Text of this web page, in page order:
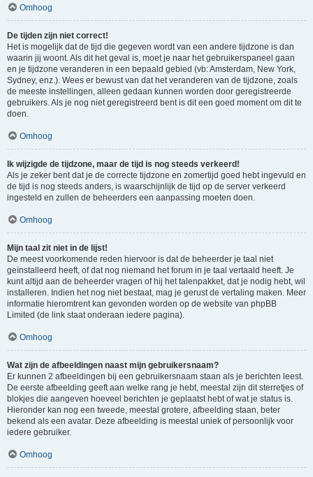
Omhoog
De tijden zijn niet correct!
Het is mogelijk dat de tijd die gegeven wordt van een andere tijdzone is dan
waarin jij woont. Als dit het geval is, moet je naar het gebruikerspaneel gaan
en je tijdzone veranderen in een bepaald gebied (vb: Amsterdam, New York,
Sydney, enz.). Wees er bewust van dat het veranderen van de tijdzone, zoals
de meeste instellingen, alleen gedaan kunnen worden door geregistreerde
gebruikers. Als je nog niet geregistreerd bent is dit een goed moment om dit te
doen.
Omhoog
Ik wijzigde de tijdzone, maar de tijd is nog steeds verkeerd!
Als je zeker bent dat je de correcte tijdzone en zomertijd goed hebt ingevuld en
de tijd is nog steeds anders, is waarschijnlijk de tijd op de server verkeerd
ingesteld en zullen de beheerders een aanpassing moeten doen.
Omhoog
Mijn taal zit niet in de lijst!
De meest voorkomende reden hiervoor is dat de beheerder je taal niet
geïnstalleerd heeft, of dat nog niemand het forum in je taal vertaald heeft. Je
kunt altijd aan de beheerder vragen of hij het talenpakket, dat je nodig hebt, wil
installeren. Indien het nog niet bestaat, mag je gerust de vertaling maken. Meer
informatie hieromtrent kan gevonden worden op de website van phpBB
Limited (de link staat onderaan iedere pagina).
Omhoog
Wat zijn de afbeeldingen naast mijn gebruikersnaam?
Er kunnen 2 afbeeldingen bij een gebruikersnaam staan als je berichten leest.
De eerste afbeelding geeft aan welke rang je hebt, meestal zijn dit sterretjes of
blokjes die aangeven hoeveel berichten je geplaatst hebt of wat je status is.
Hieronder kan nog een tweede, meestal grotere, afbeelding staan, beter
bekend als een avatar. Deze afbeelding is meestal uniek of persoonlijk voor
iedere gebruiker.
Omhoog